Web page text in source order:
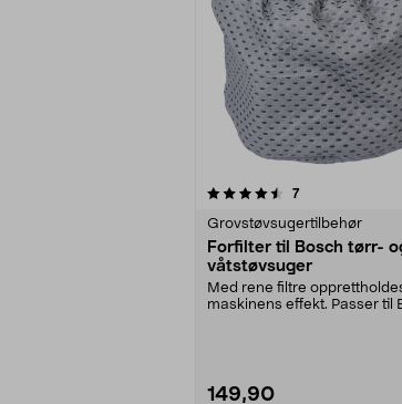
7anmeldelser
Grovstøvsugertilbehør
Forfilter til Bosch tørr-
våtstøvsuger
Med rene filtre
maskinens effekt. Passer til
149,90